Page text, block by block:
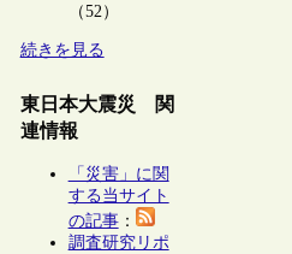
（52）
続きを見る
東日本大震災 関
連情報
「災害」に関
する当サイト
の記事：
調査研究リポ